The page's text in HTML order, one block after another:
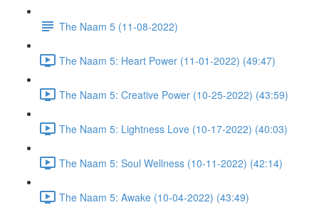
The Naam 5 (11-08-2022)
The Naam 5: Heart Power (11-01-2022) (49:47)
The Naam 5: Creative Power (10-25-2022) (43:59)
The Naam 5: Lightness Love (10-17-2022) (40:03)
The Naam 5: Soul Wellness (10-11-2022) (42:14)
The Naam 5: Awake (10-04-2022) (43:49)